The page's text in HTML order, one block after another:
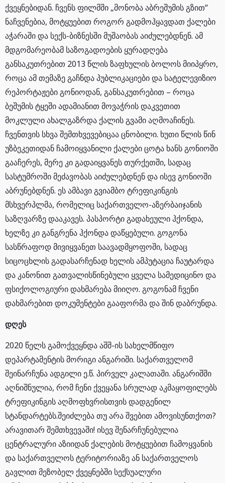
ქვეყნებიდან. ჩვენს ფილმში „მონობა აბრეშუმის გზით“
ნაჩვენებია, მოტყუებით როგორ გადმოჰყავდათ ქალები
აჭარაში და სექს-ბიზნესში მუშაობას აიძულებდნენ. ამ
მდგომარეობამ საზოგადოების ყურადღება
განსაკუთრებით 2013 წლის ზაფხულის ბოლოს მიიპყრო,
როცა ამ თემაზე გაჩნდა პუბლიკაციები და სატელევიზიო
რეპორტაჟები გონიოდან, განსაკუთრებით – როცა
ბეშუმის ტყეში ადამიანით მოვაჭრის დაკვეთით
მოკლული ახალგაზრდა ქალის გვამი აღმოაჩინეს.
ჩვენთვის სხვა შემთხვევებიცაა ცნობილი. ხუთი წლის წინ
უზბეკეთიდან ჩამოიყვანილი ქალები ცოტა ხანს გონიოში
გააჩერეს, მერე კი გადაიყვანეს თურქეთში, სადაც
სასტუმროში მეძავობას აიძულებდნენ და ისევ გონიოში
აბრუნებდნენ. ეს ამბავი გვიამბო ტრეფიკინგის
მსხვერპლმა, რომელიც საქართველო-აზერბაიჯანის
საზღვარზე დააკავეს. პასპორტი გადახეული ჰქონდა,
ხელზე კი განგრენა ჰქონდა დაწყებული. გოგონა
სასწრაფოდ მივიყვანეთ საავადმყოფოში, სადაც
სიცოცხლის გადასარჩენად ხელის ამპუტაცია ჩაუტარდა
და კანონით გათვალისწინებული ყველა სამედიცინო და
ფსიქოლოგიური დახმარება მიიღო. გოგონამ ჩვენი
დახმარებით დოკუმენტები გააფორმა და შინ დაბრუნდა.
დღეს
2020 წელს გამოქვეყნდა აშშ-ის სახელმწიფო
დეპარტამენტის მორიგი ანგარიში. საქართველომ
შეინარჩუნა ადგილი ე.წ. პირველ კალათაში. ანგარიშში
აღნიშნულია, რომ ჩენი ქვეყანა სრულად აკმაყოფილებს
ტრეფიკინგის აღმოფხვრისთვის დადგენილ
სტანდარტებს.შეიძლება თუ არა შვებით ამოვისუნთქოთ?
არავითარ შემთხვევაში! ისევ შენარჩუნებულია
ცენტრალური აზიიდან ქალების მოტყუებით ჩამოყვანის
და საქართველოს ტერიტორიაზე ან საქართველოს
გავლით მეზობელ ქვეყნებში სექსუალური